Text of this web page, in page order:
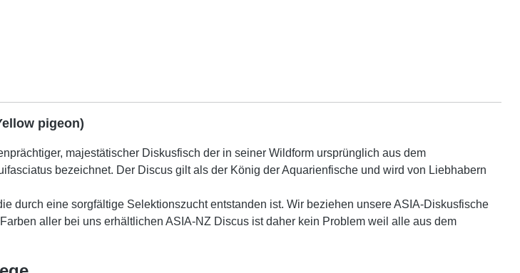
pigeon)
majestätischer Diskusfisch der in seiner Wildform ursprünglich aus dem
bezeichnet. Der Discus gilt als der König der Aquarienfische und wird von Liebhabern
durch eine sorgfältige Selektionszucht entstanden ist. Wir beziehen unsere ASIA-Diskusfische
aller bei uns erhältlichen ASIA-NZ Discus ist daher kein Problem weil alle aus dem